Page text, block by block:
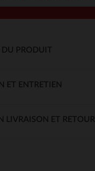
DU PRODUIT
ET ENTRETIEN
LIVRAISON ET RETOUR